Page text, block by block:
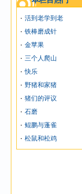
活到老学到老
铁棒磨成针
金苹果
三个人爬山
快乐
野猪和家猪
猪们的评议
石磨
鲲鹏与蓬雀
松鼠和松鸡